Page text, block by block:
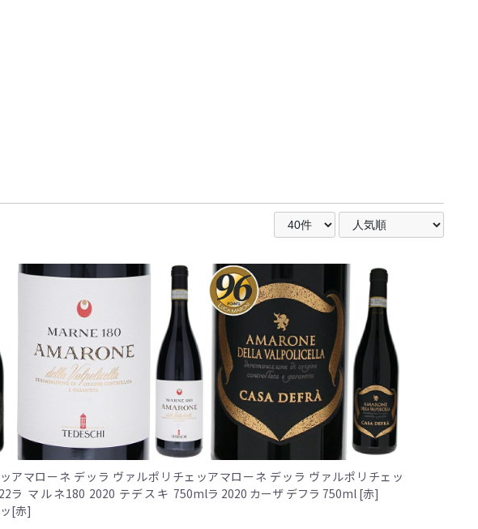
アマローネ デッラ ヴァルポリチェッ
ラ マルネ180 2020 テデスキ 750ml
[赤]
アマローネ デッラ ヴァルポリチェッ
ラ 2020 カーザ デフラ 750ml [赤]